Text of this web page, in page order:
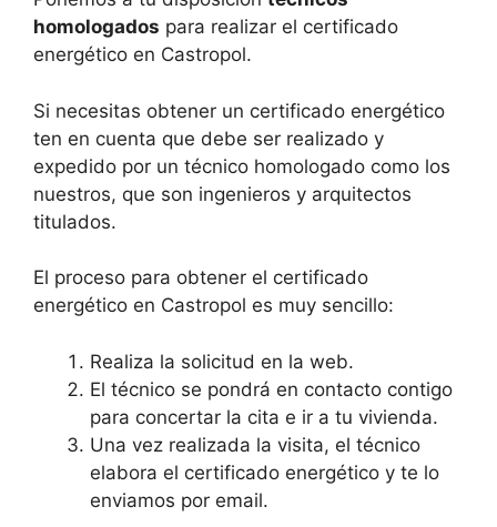
homologados para realizar el certificado
energético en Castropol.
Si necesitas obtener un certificado energético
ten en cuenta que debe ser realizado y
expedido por un técnico homologado como los
nuestros, que son ingenieros y arquitectos
titulados.
El proceso para obtener el certificado
energético en Castropol es muy sencillo:
Realiza la solicitud en la web.
El técnico se pondrá en contacto contigo
para concertar la cita e ir a tu vivienda.
Una vez realizada la visita, el técnico
elabora el certificado energético y te lo
enviamos por email.